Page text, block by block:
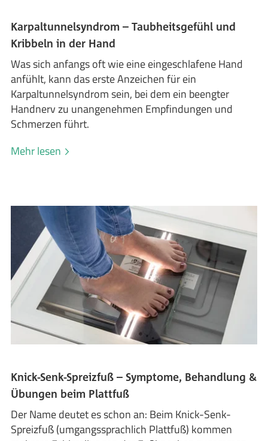
Karpaltunnelsyndrom – Taubheitsgefühl und
Kribbeln in der Hand
Was sich anfangs oft wie eine eingeschlafene Hand
anfühlt, kann das erste Anzeichen für ein
Karpaltunnelsyndrom sein, bei dem ein beengter
Handnerv zu unangenehmen Empfindungen und
Schmerzen führt.
Mehr lesen
Knick-Senk-Spreizfuß – Symptome, Behandlung &
Übungen beim Plattfuß
Der Name deutet es schon an: Beim Knick-Senk-
Spreizfuß (umgangssprachlich Plattfuß) kommen